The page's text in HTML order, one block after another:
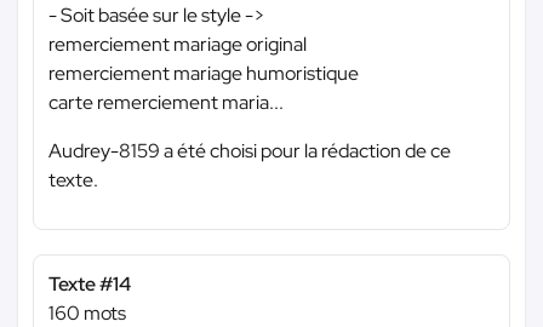
- Soit basée sur le style ->
remerciement mariage original
remerciement mariage humoristique
carte remerciement maria...
Audrey-8159 a été choisi pour la rédaction de ce
texte.
Texte #14
160 mots